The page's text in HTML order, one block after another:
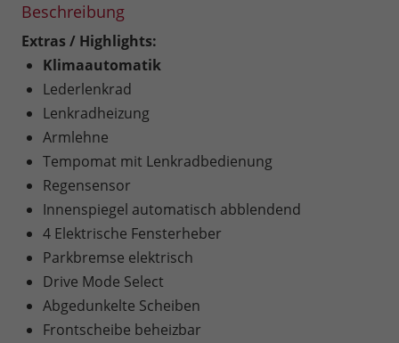
Beschreibung
Extras / Highlights:
Klimaautomatik
Lederlenkrad
Lenkradheizung
Armlehne
Tempomat mit Lenkradbedienung
Regensensor
Innenspiegel automatisch abblendend
4 Elektrische Fensterheber
Parkbremse elektrisch
Drive Mode Select
Abgedunkelte Scheiben
Frontscheibe beheizbar